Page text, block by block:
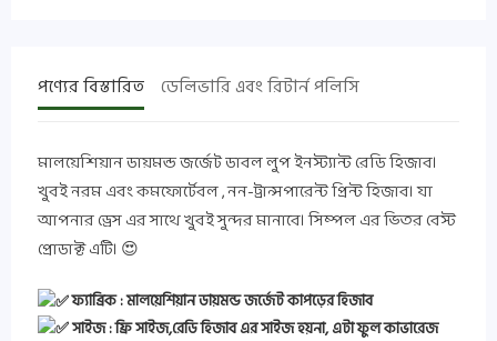
পণ্যের বিস্তারিত ডেলিভারি এবং রিটার্ন পলিসি
মালয়েশিয়ান ডায়মন্ড জর্জেট ডাবল লুপ ইনস্ট্যান্ট রেডি হিজাব।
খুবই নরম এবং কমফোর্টেবল , নন-ট্রান্সপারেন্ট প্রিন্ট হিজাব। যা
আপনার ড্রেস এর সাথে খুবই সুন্দর মানাবে। সিম্পল এর ভিতর বেস্ট
প্রোডাক্ট এটি। 😍
ফ্যাব্রিক : মালয়েশিয়ান ডায়মন্ড জর্জেট কাপড়ের হিজাব
সাইজ : ফ্রি সাইজ,রেডি হিজাব এর সাইজ হয়না, এটা ফুল কাভারেজ